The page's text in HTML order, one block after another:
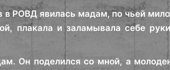
в РОВД явилась мадам, по чьей
плакала и заламывала себе
Он поделился со мной, а